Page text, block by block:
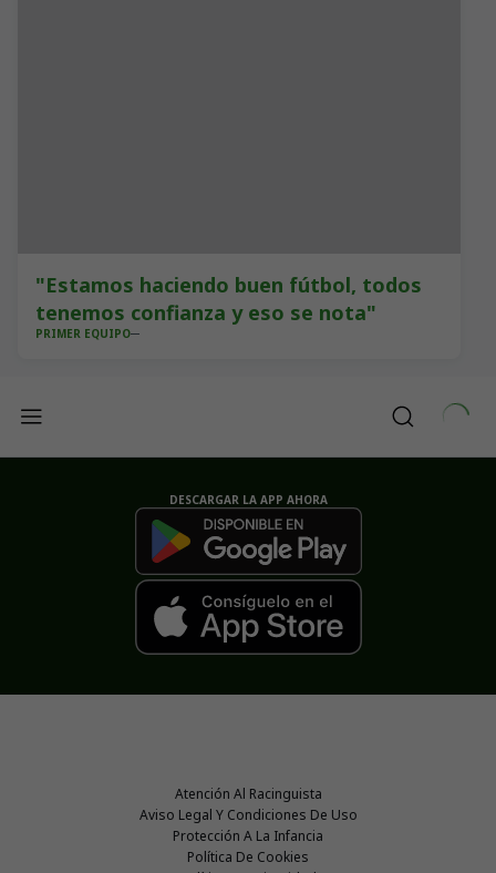
"Estamos haciendo buen fútbol, todos
tenemos confianza y eso se nota"
PRIMER EQUIPO
DESCARGAR LA APP AHORA
Atención Al Racinguista
Aviso Legal Y Condiciones De Uso
Protección A La Infancia
Política De Cookies